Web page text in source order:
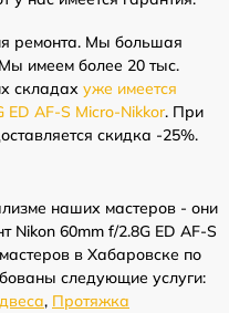
ремонта. Мы большая
имеем более 20 тыс.
складах уже имеется
ED AF-S Micro-Nikkor. При
скидка -25%.
наших мастеров - они
Nikon 60mm f/2.8G ED AF-S
в Хабаровске по
следующие услуги:
, Протяжка